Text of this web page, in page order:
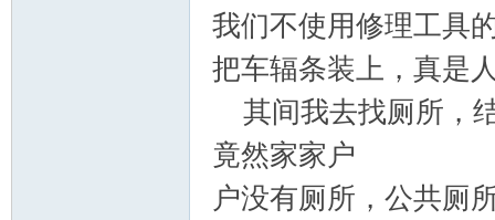
我们不使用修理工具
把车辐条装上，真是
其间我去找厕所，
竟然家家户
户没有厕所，公共厕